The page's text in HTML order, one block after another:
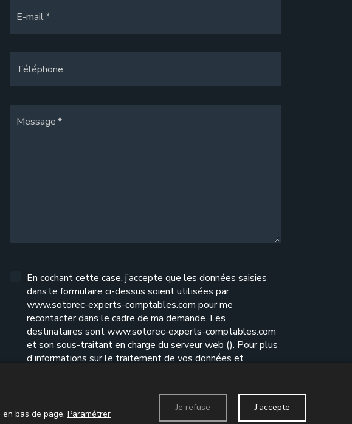
E-mail
Téléphone
Message
En cochant cette case, j’accepte que les données saisies
dans le formulaire ci-dessus soient utilisées par
www.sotorec-experts-comptables.com pour me
recontacter dans le cadre de ma demande. Les
destinataires sont www.sotorec-experts-comptables.com
et son sous-traitant en charge du serveur web (). Pour plus
d'informations sur le traitement de vos données et
Envoyer le formulaire
bas de page. Paramétrer
Je refuse J'accepte